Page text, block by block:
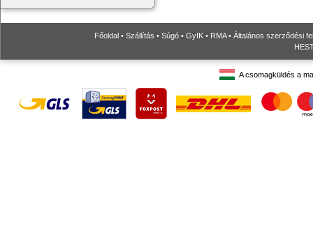
Főoldal • Szállítás • Súgó • GyIK • RMA• Általános szerződési
A csomagküldés a